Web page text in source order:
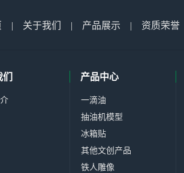
| 关于我们 | 产品展示 | 资质荣誉
产品中心
一滴油
抽油机模型
冰箱贴
其他文创产品
铁人雕像